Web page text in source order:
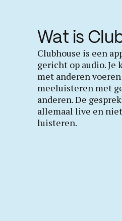
Wat is
Clubhouse is een
gericht op audio. Je
met anderen
meeluisteren met
anderen. De
allemaal live en
luisteren.